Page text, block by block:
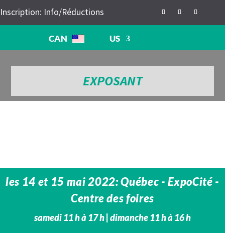
Inscription: Info/Réductions
CAN US
EXPOSANT
les 14 et 15 mai 2022: Québec - ExpoCité -
Centre des foires
samedi 11 h à 17 h | dimanche 11 h à 16 h